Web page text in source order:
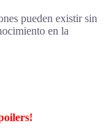
pueden existir sin
en la